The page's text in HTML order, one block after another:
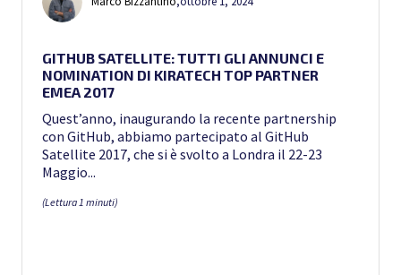
GITHUB SATELLITE: TUTTI GLI ANNUNCI E
NOMINATION DI KIRATECH TOP PARTNER
EMEA 2017
Quest’anno, inaugurando la recente partnership
con GitHub, abbiamo partecipato al GitHub
Satellite 2017, che si è svolto a Londra il 22-23
Maggio...
(Lettura 1 minuti)